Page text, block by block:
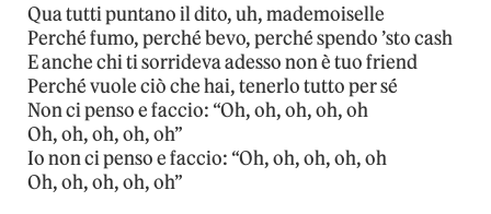
Qua tutti puntano il dito, uh, mademoiselle
Perché fumo, perché bevo, perché spendo ’sto cash
E anche chi ti sorrideva adesso non è tuo friend
Perché vuole ciò che hai, tenerlo tutto per sé
Non ci penso e faccio: “Oh, oh, oh, oh, oh
Oh, oh, oh, oh, oh”
Io non ci penso e faccio: “Oh, oh, oh, oh, oh
Oh, oh, oh, oh, oh”